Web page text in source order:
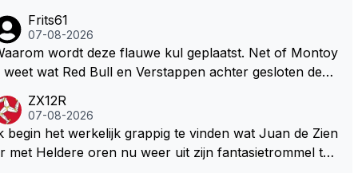
own dough" 🤣
Frits61
07-08-2026
wordt deze flauwe kul geplaatst. Net of Montoy
weet wat Red Bull en Verstappen achter gesloten deur
ZX12R
07-08-2026
begin het werkelijk grappig te vinden wat Juan de Zien
met Heldere oren nu weer uit zijn fantasietrommel tov